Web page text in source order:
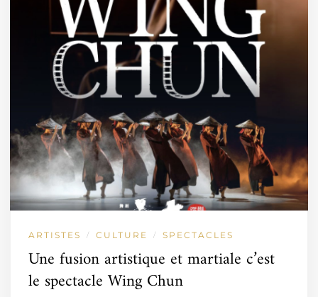
ARTISTES / CULTURE / SPECTACLES
Une fusion artistique et martiale c’est
le spectacle Wing Chun